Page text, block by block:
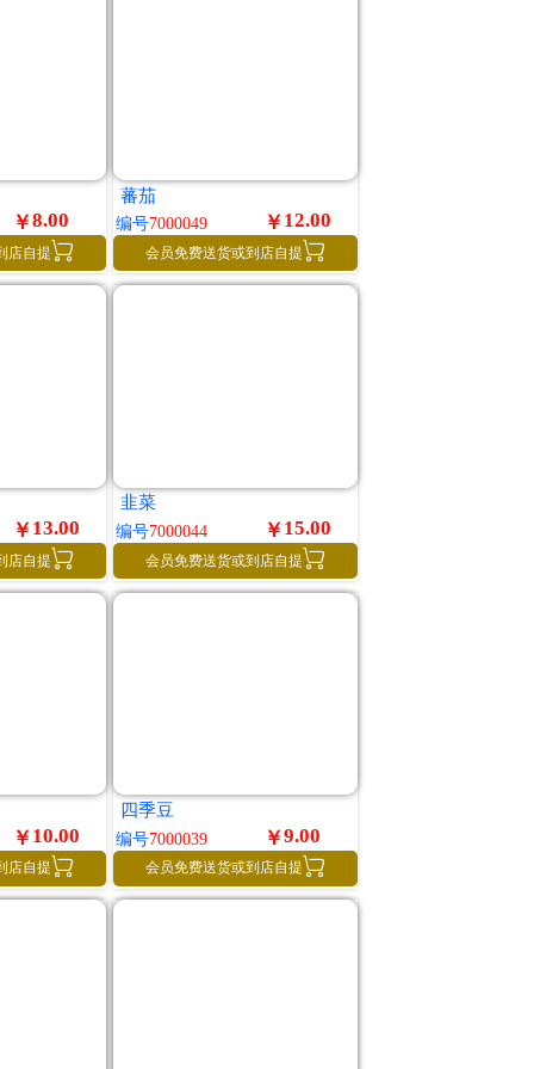
￥8.00
店自提 
蕃茄
编号7000049 ￥ 12.00
会员免费送货或到店自提 
￥ 13.00
店自提 
韭菜
编号7000044 ￥ 15.00
会员免费送货或到店自提 
￥ 10.00
店自提 
四季豆
编号7000039 ￥9.00
会员免费送货或到店自提 